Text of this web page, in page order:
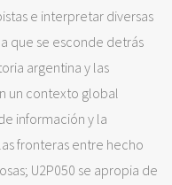
e interpretar diversas
que se esconde detrás
argentina y las
un contexto global
información y la
fronteras entre hecho
U2P050 se apropia de